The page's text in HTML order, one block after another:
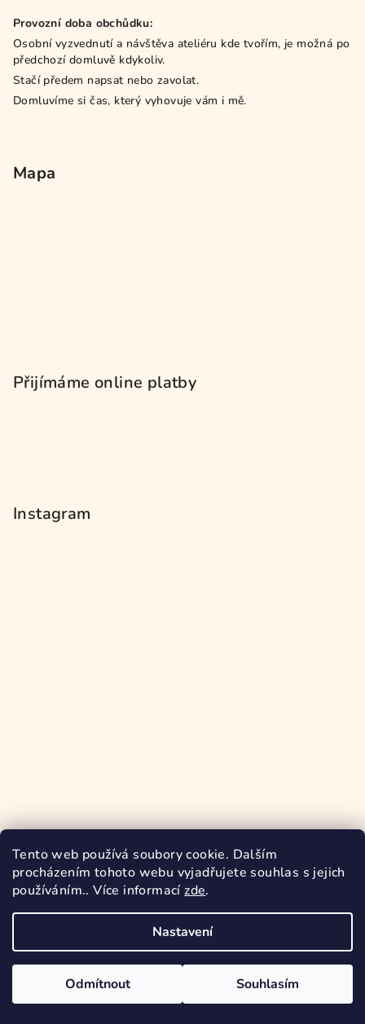
Tento web používá soubory cookie. Dalším
procházením tohoto webu vyjadřujete souhlas s jejich
používáním.. Více informacízde.
Nastavení
Odmítnout Souhlasím
Provozní doba obchůdku:
Osobní vyzvednutí a návštěva ateliéru kde tvořím, je možná po
předchozí domluvě kdykoliv.
Stačí předem napsat nebo zavolat.
Domluvíme si čas, který vyhovuje vám i mě.
Mapa
Přijímáme online platby
Instagram
Sledovat na Instagramu
. Všechna práva vyhrazena.
Vytvořil Shoptet